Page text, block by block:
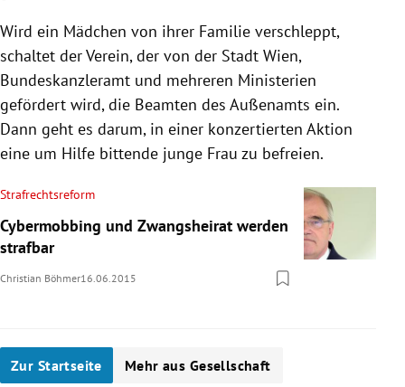
Wird ein Mädchen von ihrer Familie verschleppt,
schaltet der Verein, der von der Stadt Wien,
Bundeskanzleramt und mehreren Ministerien
gefördert wird, die Beamten des Außenamts ein.
Dann geht es darum, in einer konzertierten Aktion
eine um Hilfe bittende junge Frau zu befreien.
Strafrechtsreform
Cybermobbing und Zwangsheirat werden
strafbar
Christian Böhmer16.06.2015
Zur Startseite Mehr aus Gesellschaft